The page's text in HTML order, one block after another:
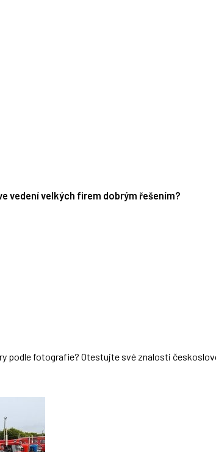
vedení velkých firem dobrým řešením?
podle fotografie? Otestujte své znalosti